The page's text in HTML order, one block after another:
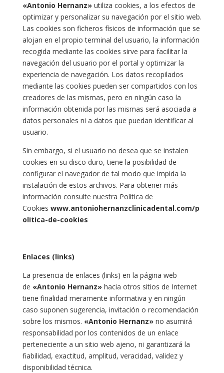
«Antonio Hernanz»utiliza cookies, a los efectos de
optimizar y personalizar su navegación por el sitio web.
Las cookies son ficheros físicos de información que se
alojan en el propio terminal del usuario, la información
recogida mediante las cookies sirve para facilitar la
navegación del usuario por el portal y optimizar la
experiencia de navegación. Los datos recopilados
mediante las cookies pueden ser compartidos con los
creadores de las mismas, pero en ningún caso la
información obtenida por las mismas será asociada a
datos personales ni a datos que puedan identificar al
usuario.
Sin embargo, si el usuario no desea que se instalen
cookies en su disco duro, tiene la posibilidad de
configurar el navegador de tal modo que impida la
instalación de estos archivos. Para obtener más
información consulte nuestra Política de
Cookies www.antoniohernanzclinicadental.com/p
olitica-de-cookies
Enlaces (links)
La presencia de enlaces (links) en la página web
de «Antonio Hernanz»hacia otros sitios de Internet
tiene finalidad meramente informativa y en ningún
caso suponen sugerencia, invitación o recomendación
sobre los mismos. «Antonio Hernanz»no asumirá
responsabilidad por los contenidos de un enlace
perteneciente a un sitio web ajeno, ni garantizará la
fiabilidad, exactitud, amplitud, veracidad, validez y
disponibilidad técnica.